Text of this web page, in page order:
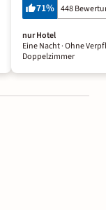
71% 448
nur Hotel
Eine Nacht· Ohne
Doppelzimmer